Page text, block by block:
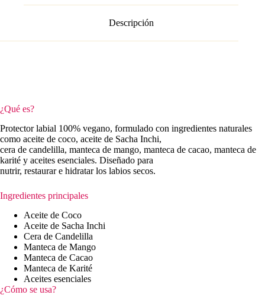
Descripción
¿Qué es?
Protector labial 100% vegano, formulado con ingredientes naturales
como aceite de coco, aceite de Sacha Inchi,
cera de candelilla, manteca de mango, manteca de cacao, manteca de
karité y aceites esenciales. Diseñado para
nutrir, restaurar e hidratar los labios secos.
Ingredientes principales
Aceite de Coco
Aceite de Sacha Inchi
Cera de Candelilla
Manteca de Mango
Manteca de Cacao
Manteca de Karité
Aceites esenciales
¿Cómo se usa?